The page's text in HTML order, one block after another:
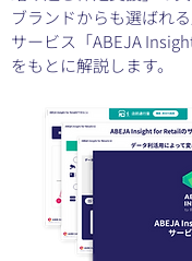
ブランドからも選ばれ
サービス「ABEJA
をもとに解説します。